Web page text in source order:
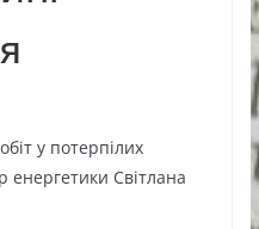
у потерпілих
енергетики Світлана